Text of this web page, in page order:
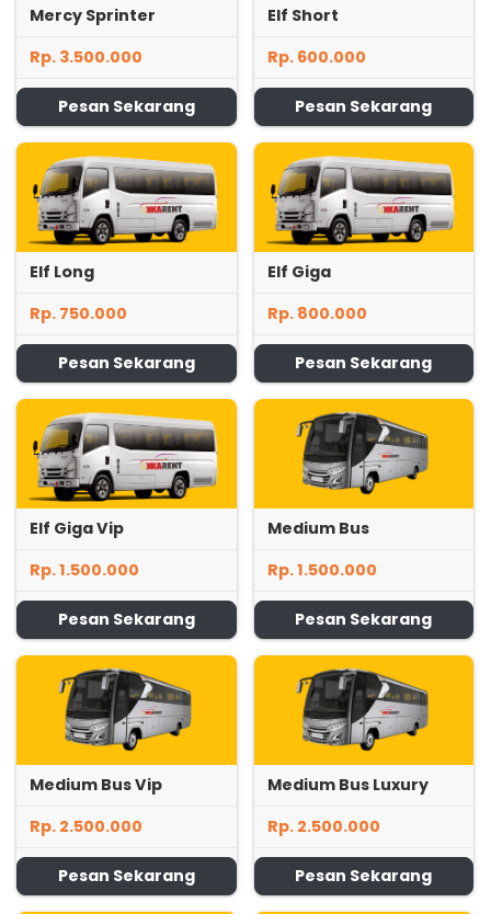
Mercy Sprinter
Rp. 3.500.000
Pesan Sekarang
Elf Short
Rp. 600.000
Pesan Sekarang
Elf Long
Rp. 750.000
Pesan Sekarang
Elf Giga
Rp. 800.000
Pesan Sekarang
Elf Giga Vip
Rp. 1.500.000
Pesan Sekarang
Medium Bus
Rp. 1.500.000
Pesan Sekarang
Medium Bus Vip
Rp. 2.500.000
Pesan Sekarang
Medium Bus Luxury
Rp. 2.500.000
Pesan Sekarang